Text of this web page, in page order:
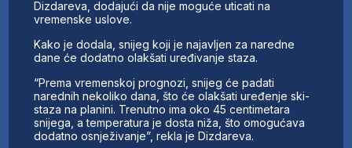
Dizdareva, dodajući da nije moguće uticati na
vremenske uslove.
Kako je dodala, snijeg koji je najavljen za naredne
dane će dodatno olakšati uređivanje staza.
“Prema vremenskoj prognozi, snijeg će padati
narednih nekoliko dana, što će olakšati uređenje ski-
staza na planini. Trenutno ima oko 45 centimetara
snijega, a temperatura je dosta niža, što omogućava
dodatno osnježivanje”, rekla je Dizdareva.